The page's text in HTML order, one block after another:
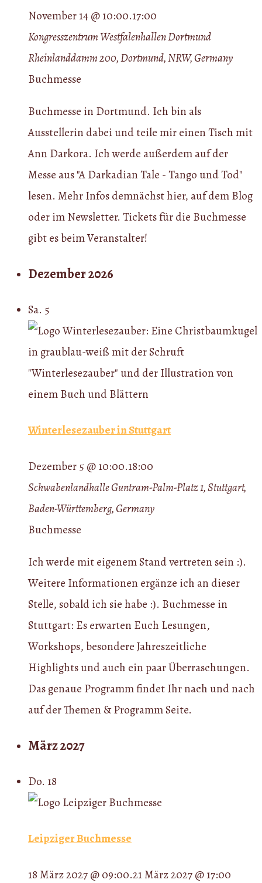
November 14 @ 10:00.17:00
Kongresszentrum Westfalenhallen Dortmund
Rheinlanddamm 200, Dortmund, NRW, Germany
Buchmesse
Buchmesse in Dortmund. Ich bin als
Ausstellerin dabei und teile mir einen Tisch mit
Ann Darkora. Ich werde außerdem auf der
Messe aus "A Darkadian Tale - Tango und Tod"
lesen. Mehr Infos demnächst hier, auf dem Blog
oder im Newsletter. Tickets für die Buchmesse
gibt es beim Veranstalter!
Dezember 2026
Sa. 5
Winterlesezauber in Stuttgart
Dezember 5 @ 10:00.18:00
SchwabenlandhalleGuntram-Palm-Platz 1, Stuttgart,
Baden-Württemberg, Germany
Buchmesse
Ich werde mit eigenem Stand vertreten sein :).
Weitere Informationen ergänze ich an dieser
Stelle, sobald ich sie habe :). Buchmesse in
Stuttgart: Es erwarten Euch Lesungen,
Workshops, besondere Jahreszeitliche
Highlights und auch ein paar Überraschungen.
Das genaue Programm findet Ihr nach und nach
auf der Themen & Programm Seite.
März 2027
Do. 18
Leipziger Buchmesse
18 März 2027 @ 09:00.21 März 2027 @ 17:00